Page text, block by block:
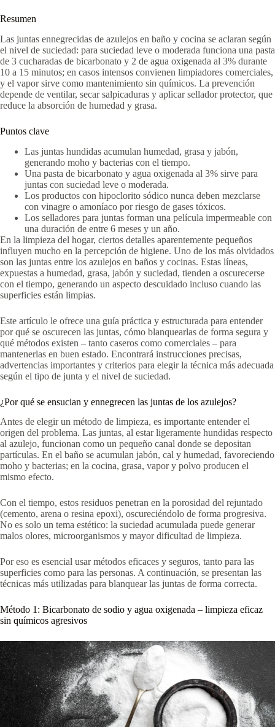
Resumen
Las juntas ennegrecidas de azulejos en baño y cocina se aclaran según
el nivel de suciedad: para suciedad leve o moderada funciona una pasta
de 3 cucharadas de bicarbonato y 2 de agua oxigenada al 3% durante
10 a 15 minutos; en casos intensos convienen limpiadores comerciales,
y el vapor sirve como mantenimiento sin químicos. La prevención
depende de ventilar, secar salpicaduras y aplicar sellador protector, que
reduce la absorción de humedad y grasa.
Puntos clave
Las juntas hundidas acumulan humedad, grasa y jabón,
generando moho y bacterias con el tiempo.
Una pasta de bicarbonato y agua oxigenada al 3% sirve para
juntas con suciedad leve o moderada.
Los productos con hipoclorito sódico nunca deben mezclarse
con vinagre o amoníaco por riesgo de gases tóxicos.
Los selladores para juntas forman una película impermeable con
una duración de entre 6 meses y un año.
En la limpieza del hogar, ciertos detalles aparentemente pequeños
influyen mucho en la percepción de higiene. Uno de los más olvidados
son las juntas entre los azulejos en baños y cocinas. Estas líneas,
expuestas a humedad, grasa, jabón y suciedad, tienden a oscurecerse
con el tiempo, generando un aspecto descuidado incluso cuando las
superficies están limpias.
Este artículo le ofrece una guía práctica y estructurada para entender
por qué se oscurecen las juntas, cómo blanquearlas de forma segura y
qué métodos existen – tanto caseros como comerciales – para
mantenerlas en buen estado. Encontrará instrucciones precisas,
advertencias importantes y criterios para elegir la técnica más adecuada
según el tipo de junta y el nivel de suciedad.
¿Por qué se ensucian y ennegrecen las juntas de los azulejos?
Antes de elegir un método de limpieza, es importante entender el
origen del problema. Las juntas, al estar ligeramente hundidas respecto
al azulejo, funcionan como un pequeño canal donde se depositan
partículas. En el baño se acumulan jabón, cal y humedad, favoreciendo
moho y bacterias; en la cocina, grasa, vapor y polvo producen el
mismo efecto.
Con el tiempo, estos residuos penetran en la porosidad del rejuntado
(cemento, arena o resina epoxi), oscureciéndolo de forma progresiva.
No es solo un tema estético: la suciedad acumulada puede generar
malos olores, microorganismos y mayor dificultad de limpieza.
Por eso es esencial usar métodos eficaces y seguros, tanto para las
superficies como para las personas. A continuación, se presentan las
técnicas más utilizadas para blanquear las juntas de forma correcta.
Método 1: Bicarbonato de sodio y agua oxigenada – limpieza eficaz
sin químicos agresivos